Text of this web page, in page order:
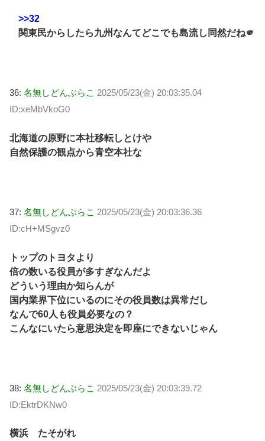
>>32
関東民からしたら九州なんてどこでも島流し同然だね🫵
36: 名無しどんぶらこ 2025/05/23(金) 20:03:35.04
ID:xeMbVkoG0
北海道の原野に本社移転しとけや
自然保護の観点から青空本社な
37: 名無しどんぶらこ 2025/05/23(金) 20:03:36.36
ID:cH+MSgvz0
トップのトヨタより
倍の数いる役員が多すぎなんだよ
どういう理由か知らんが
国内業界下位にいるのにその役員数は異常だし
なんで60人も役員必要なの？
こんなにいたら意思決定を即座にできないじゃん
38: 名無しどんぶらこ 2025/05/23(金) 20:03:39.72
ID:EktrDKNw0
横浜 たそがれ